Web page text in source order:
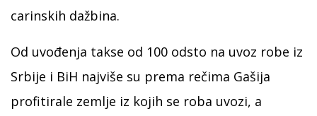
carinskih dažbina.
Od uvođenja takse od 100 odsto na uvoz robe iz
Srbije i BiH najviše su prema rečima Gašija
profitirale zemlje iz kojih se roba uvozi, a